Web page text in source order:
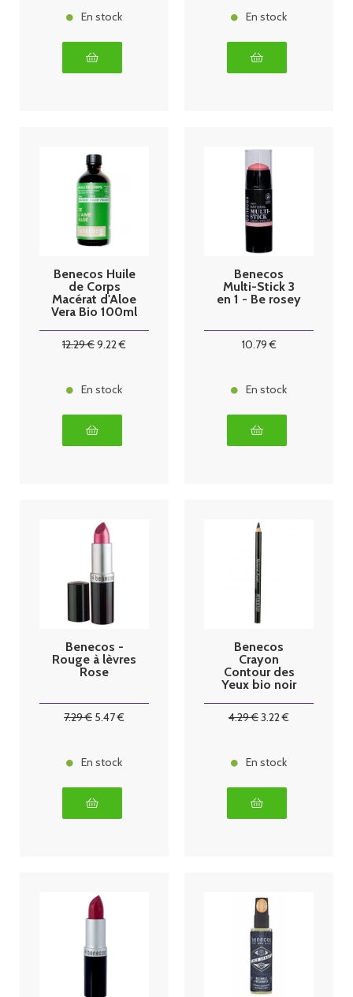
En stock En stock
Benecos Huile
de Corps
Macérat d'Aloe
Vera Bio 100ml
12.29€9.22€
En stock
Benecos
Multi-Stick 3
en 1 - Be rosey
10.79€
En stock
Benecos -
Rouge à lèvres
Rose
7.29€ 5.47€
En stock
Benecos
Crayon
Contour des
Yeux bio noir
4.29€3.22€
En stock